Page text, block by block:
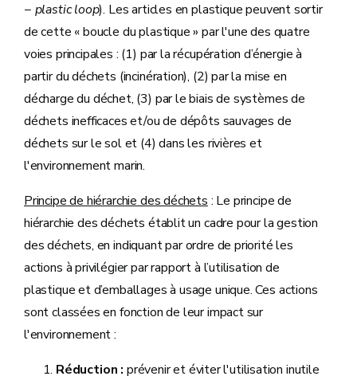
− plastic loop). Les articles en plastique peuvent sortir
de cette « boucle du plastique » par l'une des quatre
voies principales : (1) par la récupération d’énergie à
partir du déchets (incinération), (2) par la mise en
décharge du déchet, (3) par le biais de systèmes de
déchets inefficaces et/ou de dépôts sauvages de
déchets sur le sol et (4) dans les rivières et
l'environnement marin.
Principe de hiérarchie des déchets : Le principe de
hiérarchie des déchets établit un cadre pour la gestion
des déchets, en indiquant par ordre de priorité les
actions à privilégier par rapport à l’utilisation de
plastique et d’emballages à usage unique. Ces actions
sont classées en fonction de leur impact sur
l'environnement :
Réduction : prévenir et éviter l'utilisation inutile